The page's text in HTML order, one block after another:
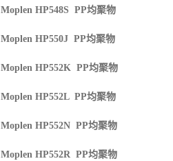
Moplen HP548S PP均聚物
Moplen HP550J PP均聚物
Moplen HP552K PP均聚物
Moplen HP552L PP均聚物
Moplen HP552N PP均聚物
Moplen HP552R PP均聚物